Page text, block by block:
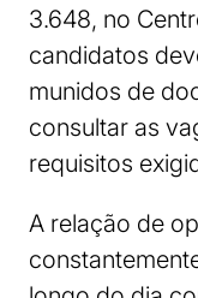
3.648, no
candidatos
munidos de
consultar as
requisitos
A relação de